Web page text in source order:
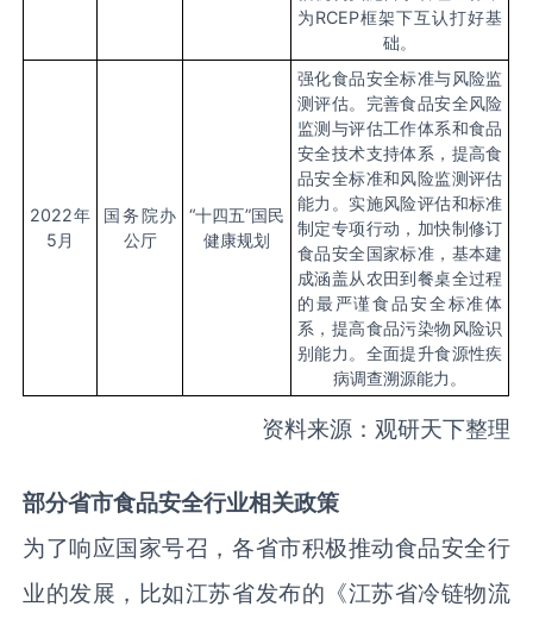
为RCEP框架下互认打好基
础。
2022年
5 月
国务院办
公厅
“十四五”国民
健康规划
强化食品安全标准与风险监
测评估。完善食品安全风险
监测与评估工作体系和食品
安全技术支持体系，提高食
品安全标准和风险监测评估
能力。实施风险评估和标准
制定专项行动，加快制修订
食品安全国家标准，基本建
成涵盖从农田到餐桌全过程
的最严谨食品安全标准体
系，提高食品污染物风险识
别能力。全面提升食源性疾
病调查溯源能力。
资料来源：观研天下整理
部分省市食品安全行业相关政策
为了响应国家号召，各省市积极推动食品安全行
业的发展，比如江苏省发布的《江苏省冷链物流